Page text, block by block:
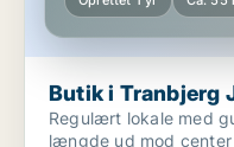
Butik i Tranbjerg
Regulært lokale med
længde ud mod